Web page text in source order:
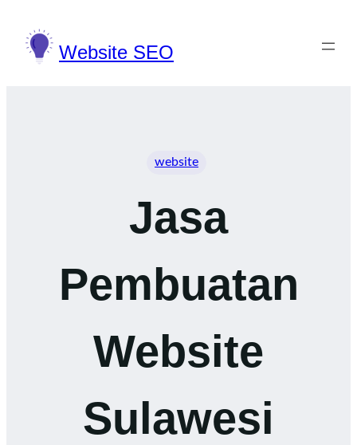
konten
Website SEO
website
Jasa
Pembuatan
Website
Sulawesi